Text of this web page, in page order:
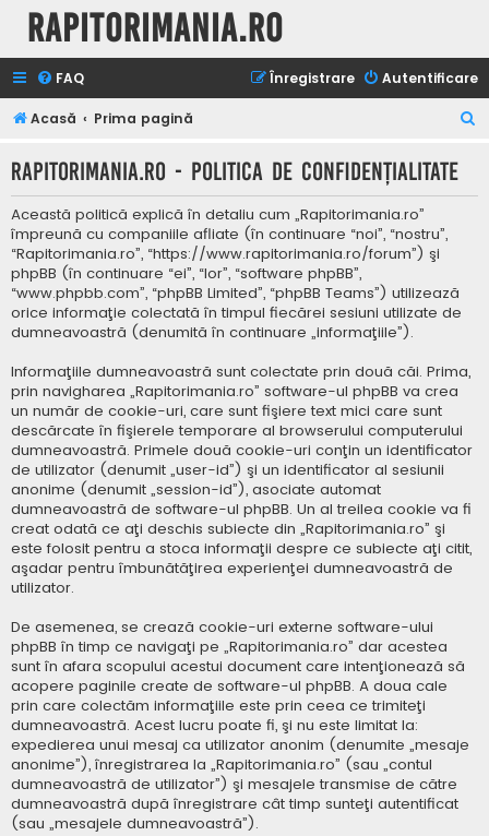
Rapitorimania.ro
FAQ Autentificare
Înregistrare
Acasă Prima pagină
t
Rapitorimania.ro - Politica de confidenţialitate
Această politică explică în detaliu cum „Rapitorimania.ro”
împreună cu companiile afliate (în continuare “noi”, “nostru”,
“Rapitorimania.ro”, “https://www.rapitorimania.ro/forum”) şi
phpBB (în continuare “ei”, “lor”, “software phpBB”,
“www.phpbb.com”, “phpBB Limited”, “phpBB Teams”) utilizează
orice informaţie colectată în timpul fiecărei sesiuni utilizate de
dumneavoastră (denumită în continuare „informaţiile”).
Informaţiile dumneavoastră sunt colectate prin două căi. Prima,
prin navigharea „Rapitorimania.ro” software-ul phpBB va crea
un număr de cookie-uri, care sunt fişiere text mici care sunt
descărcate în fişierele temporare al browserului computerului
dumneavoastră. Primele două cookie-uri conţin un identificator
de utilizator (denumit „user-id”) şi un identificator al sesiunii
anonime (denumit „session-id”), asociate automat
dumneavoastră de software-ul phpBB. Un al treilea cookie va fi
creat odată ce aţi deschis subiecte din „Rapitorimania.ro” şi
este folosit pentru a stoca informaţii despre ce subiecte aţi citit,
aşadar pentru îmbunătăţirea experienţei dumneavoastră de
utilizator.
De asemenea, se crează cookie-uri externe software-ului
phpBB în timp ce navigaţi pe „Rapitorimania.ro” dar acestea
sunt în afara scopului acestui document care intenţionează să
acopere paginile create de software-ul phpBB. A doua cale
prin care colectăm informaţiile este prin ceea ce trimiteţi
dumneavoastră. Acest lucru poate fi, şi nu este limitat la:
expedierea unui mesaj ca utilizator anonim (denumite „mesaje
anonime”), înregistrarea la „Rapitorimania.ro” (sau „contul
dumneavoastră de utilizator”) şi mesajele transmise de către
dumneavoastră după înregistrare cât timp sunteţi autentificat
(sau „mesajele dumneavoastră”).